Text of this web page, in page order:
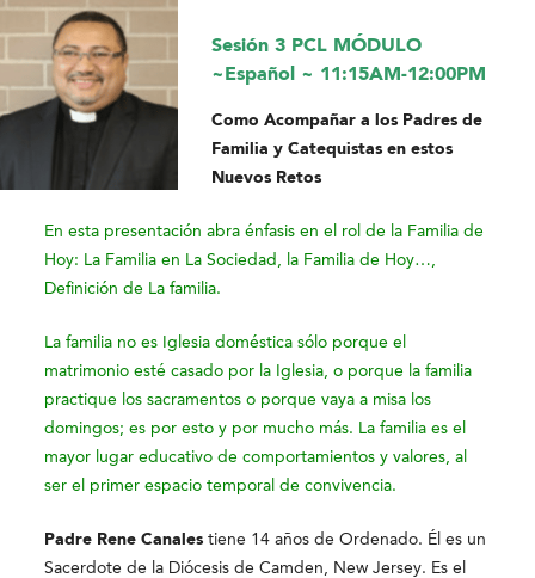
Sesión 3 PCL MÓDULO
~Español ~ 11:15AM-12:00PM
Como Acompañar a los Padres de
Familia y Catequistas en estos
Nuevos Retos
En esta presentación abra énfasis en el rol de la Familia de
Hoy: La Familia en La Sociedad, la Familia de Hoy…,
Definición de La familia.
La familia no es Iglesia doméstica sólo porque el
matrimonio esté casado por la Iglesia, o porque la familia
practique los sacramentos o porque vaya a misa los
domingos; es por esto y por mucho más. La familia es el
mayor lugar educativo de comportamientos y valores, al
ser el primer espacio temporal de convivencia.
Padre Rene Canales tiene 14 años de Ordenado. Él es un
Sacerdote de la Diócesis de Camden, New Jersey. Es el